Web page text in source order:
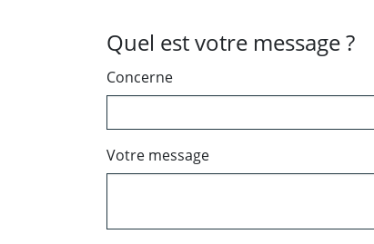
Quel est votre message ?
Concerne
Votre message